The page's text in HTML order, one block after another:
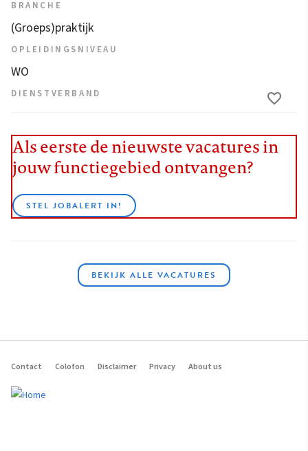
BRANCHE
(Groeps)praktijk
OPLEIDINGSNIVEAU
WO
DIENSTVERBAND
Als eerste de nieuwste vacatures in
jouw functiegebied ontvangen?
STEL JOBALERT IN!
BEKIJK ALLE VACATURES
Footer
navigation
Contact Colofon Disclaimer Privacy About us